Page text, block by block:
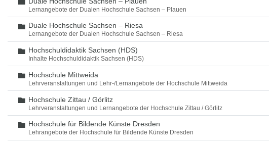
Lernangebote der Dualen Hochschule Sachsen – Plauen
Ordner
Duale Hochschule Sachsen – Riesa
Lernangebote der Dualen Hochschule Sachsen – Riesa
Ordner
Hochschuldidaktik Sachsen (HDS)
Inhalte Hochschuldidaktik Sachsen (HDS)
Ordner
Hochschule Mittweida
Lehrveranstaltungen und Lehr-/Lernangebote der Hochschule Mittweida
Ordner
Hochschule Zittau / Görlitz
Lehrveranstaltungen und Lernangebote der Hochschule Zittau / Görlitz
Ordner
Hochschule für Bildende Künste Dresden
Lehrangebote der Hochschule für Bildende Künste Dresden